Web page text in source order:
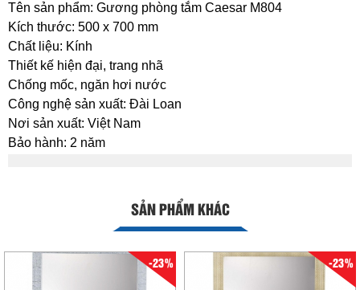
Tên sản phẩm: Gương phòng tắm Caesar M804
Kích thước: 500 x 700 mm
Chất liệu: Kính
Thiết kế hiện đại, trang nhã
Chống mốc, ngăn hơi nước
Công nghệ sản xuất: Đài Loan
Nơi sản xuất: Việt Nam
Bảo hành: 2 năm
SẢN PHẨM KHÁC
-23% -23%